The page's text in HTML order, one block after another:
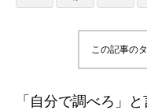
この記事の
「自分で調べろ」